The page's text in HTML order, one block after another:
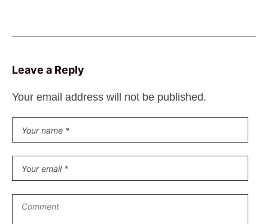
Leave a Reply
Your email address will not be published.